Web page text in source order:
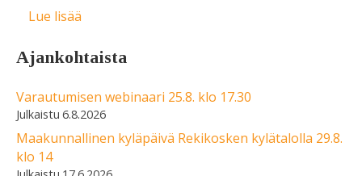
Lue lisää
Ajankohtaista
Varautumisen webinaari 25.8. klo 17.30
6.8.2026
Maakunnallinen kyläpäivä Rekikosken kylätalolla 29.8.
klo 14